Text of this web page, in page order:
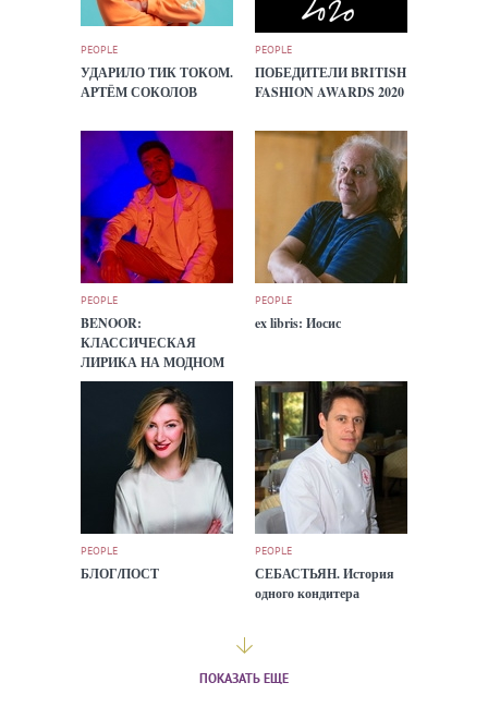
PEOPLE
УДАРИЛО ТИК ТОКОМ.
АРТЁМ СОКОЛОВ
PEOPLE
ПОБЕДИТЕЛИ BRITISH
FASHION AWARDS 2020
PEOPLE
BENOOR:
КЛАССИЧЕСКАЯ
ЛИРИКА НА МОДНОМ
БИТЕ
PEOPLE
ex libris: Иосис
PEOPLE
БЛОГ/ПОСТ
PEOPLE
СЕБАСТЬЯН. История
одного кондитера
ПОКАЗАТЬ ЕЩЕ